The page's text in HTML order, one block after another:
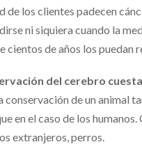
los clientes padecen
ni siquiera cuando la
cientos de años los puedan
del cerebro
conservación de un animal
en el caso de los
extranjeros, perros.